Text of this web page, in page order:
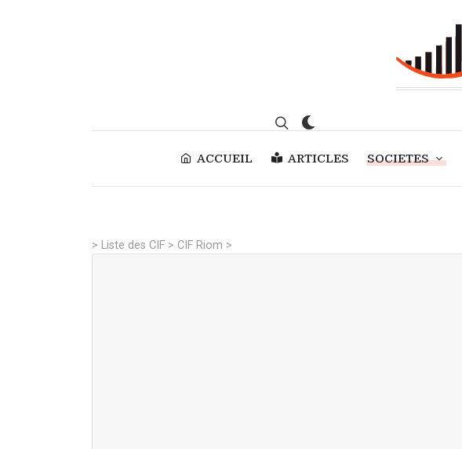
ACCUEIL ARTICLES SOCIETES
> Liste des CIF > CIF Riom >